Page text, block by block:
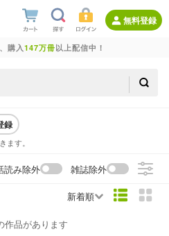
無料登録
購入147万冊以上配信中！
録
ます。
読み除外 雑誌除外
新着順
作品があります